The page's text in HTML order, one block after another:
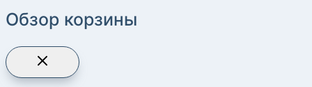
Обзор корзины